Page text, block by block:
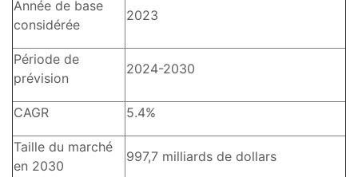
Année de base
considérée
2023
Période de
prévision
2024-2030
CAGR 5.4%
Taille du marché
en 2030
997,7 milliards de dollars